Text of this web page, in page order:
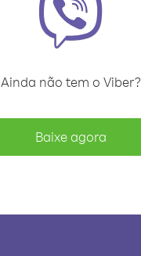
Ainda não tem o Viber?
Baixe agora